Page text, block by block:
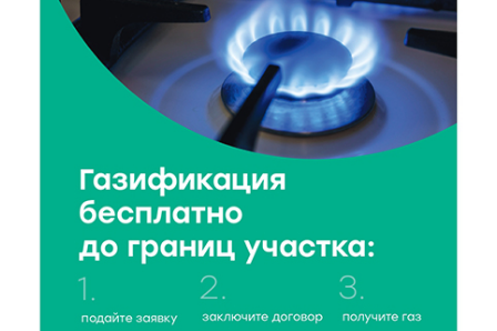
отрасли
7 Авг 2026 18:10 169
Зарядка со стражем порядка объединила детей в
7 Авг 2026 18:02 373
В Нило-Столобенской пустыни началась
реставрация фасада исторической
Крестовоздвиженской церкви